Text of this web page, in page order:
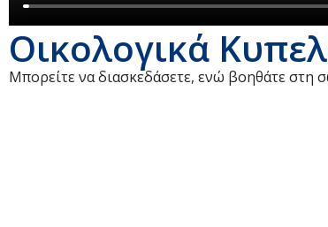
Οικολογικά
Μπορείτε να διασκεδάσετε, ενώ βοηθάτε στη